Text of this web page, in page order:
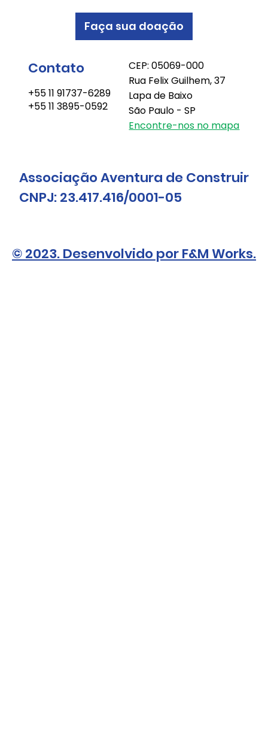
Faça sua doação
Contato
+55 11 91737-6289
+55 11 3895-0592
CEP: 05069-000
Rua Felix Guilhem, 37
Lapa de Baixo
São Paulo - SP
Encontre-nos no mapa
© 2023. Desenvolvido por F&M Works.
Associação Aventura de Construir
CNPJ: 23.417.416/0001-05